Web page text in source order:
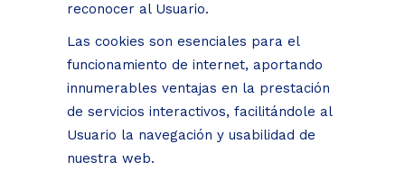
reconocer al Usuario.
Las cookies son esenciales para el
funcionamiento de internet, aportando
innumerables ventajas en la prestación
de servicios interactivos, facilitándole al
Usuario la navegación y usabilidad de
nuestra web.